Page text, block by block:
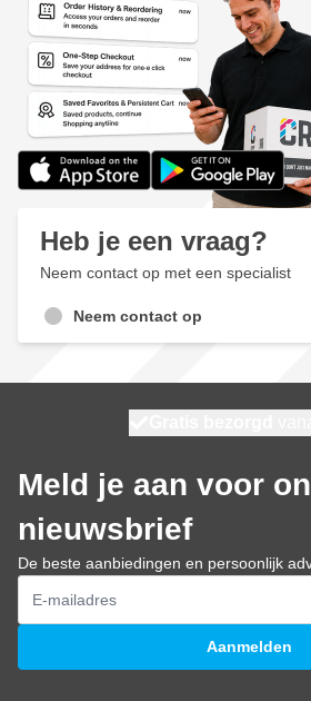
Heb je een vraag?
Neem contact op met een specialist
Neem contact op
Meld je aan voor
nieuwsbrief
De beste aanbiedingen en persoonlijk
E-mailadres
Aanmelden